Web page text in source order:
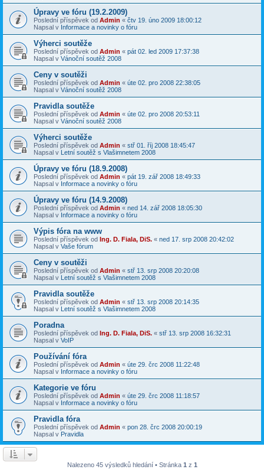
Úpravy ve fóru (19.2.2009)
Poslední příspěvek od Admin « čtv 19. úno 2009 18:00:12
Napsal v Informace a novinky o fóru
Výherci soutěže
Poslední příspěvek od Admin « pát 02. led 2009 17:37:38
Napsal v Vánoční soutěž 2008
Ceny v soutěži
Poslední příspěvek od Admin « úte 02. pro 2008 22:38:05
Napsal v Vánoční soutěž 2008
Pravidla soutěže
Poslední příspěvek od Admin « úte 02. pro 2008 20:53:11
Napsal v Vánoční soutěž 2008
Výherci soutěže
Poslední příspěvek od Admin « stř 01. říj 2008 18:45:47
Napsal v Letní soutěž s Vlašimnetem 2008
Úpravy ve fóru (18.9.2008)
Poslední příspěvek od Admin « pát 19. zář 2008 18:49:33
Napsal v Informace a novinky o fóru
Úpravy ve fóru (14.9.2008)
Poslední příspěvek od Admin « ned 14. zář 2008 18:05:30
Napsal v Informace a novinky o fóru
Výpis fóra na www
Poslední příspěvek od Ing. D. Fiala, DiS. « ned 17. srp 2008 20:42:02
Napsal v Vaše fórum
Ceny v soutěži
Poslední příspěvek od Admin « stř 13. srp 2008 20:20:08
Napsal v Letní soutěž s Vlašimnetem 2008
Pravidla soutěže
Poslední příspěvek od Admin « stř 13. srp 2008 20:14:35
Napsal v Letní soutěž s Vlašimnetem 2008
Poradna
Poslední příspěvek od Ing. D. Fiala, DiS. « stř 13. srp 2008 16:32:31
Napsal v VoIP
Používání fóra
Poslední příspěvek od Admin « úte 29. črc 2008 11:22:48
Napsal v Informace a novinky o fóru
Kategorie ve fóru
Poslední příspěvek od Admin « úte 29. črc 2008 11:18:57
Napsal v Informace a novinky o fóru
Pravidla fóra
Poslední příspěvek od Admin « pon 28. črc 2008 20:00:19
Napsal v Pravidla
Nalezeno 45 výsledků hledání • Stránka 1 z 1